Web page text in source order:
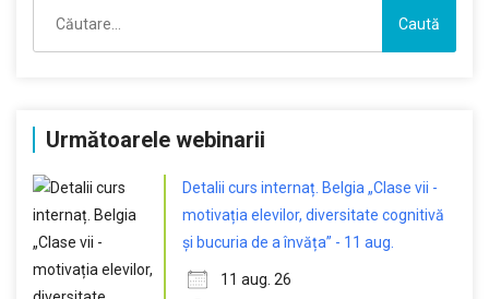
după:
Următoarele webinarii
Detalii curs internaț. Belgia „Clase vii -
motivația elevilor, diversitate cognitivă
și bucuria de a învăța” - 11 aug.
11 aug. 26